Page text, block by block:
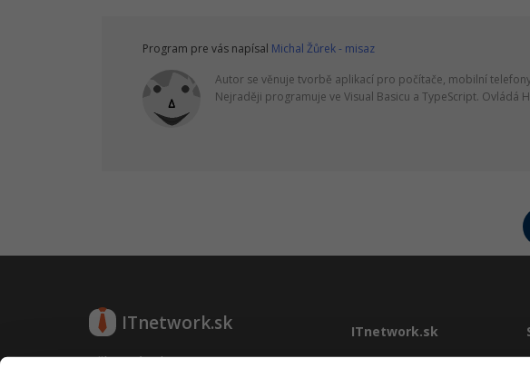
Program pre vás napísal Michal Žůrek - misaz
Autor se věnuje tvorbě aplikací pro počítače, mobilní
Nejraději programuje ve Visual Basicu a TypeScript. Ovládá
ITnetwork.sk
Učíme národ IT
ITnetwork.sk